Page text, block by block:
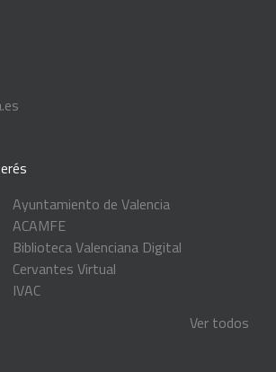
Ayuntamiento de Valencia
ACAMFE
Biblioteca Valenciana Digital
Cervantes Virtual
IVAC
Ver todos